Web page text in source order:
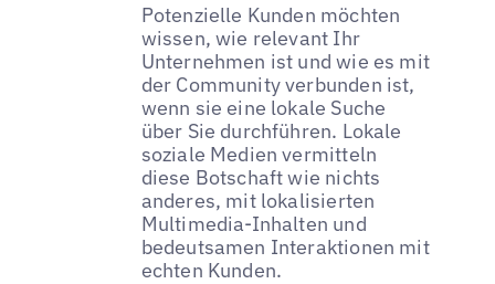
Potenzielle Kunden möchten
wissen, wie relevant Ihr
Unternehmen ist und wie es mit
der Community verbunden ist,
wenn sie eine lokale Suche
über Sie durchführen. Lokale
soziale Medien vermitteln
diese Botschaft wie nichts
anderes, mit lokalisierten
Multimedia-Inhalten und
bedeutsamen Interaktionen mit
echten Kunden.